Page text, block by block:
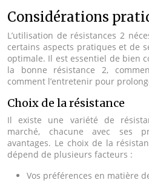
Considérations
L’utilisation de résistances 2
certains aspects pratiques et de
optimale. Il est essentiel de bien
la bonne résistance 2,
comment l’entretenir pour
Choix de la résistance
Il existe une variété de
marché, chacune avec ses
avantages. Le choix de la
dépend de plusieurs facteurs :
Vos préférences en matière